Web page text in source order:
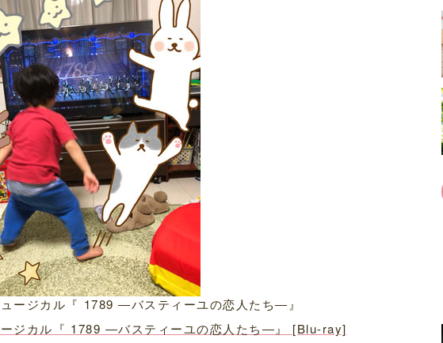
ージカル『 1789 ―バスティーユの恋人たち―』
ジカル『 1789 ―バスティーユの恋人たち―』 [Blu-ray]